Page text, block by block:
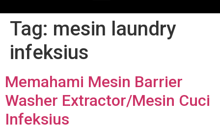
Tag: mesin laundry
infeksius
Memahami Mesin Barrier
Washer Extractor/Mesin Cuci
Infeksius